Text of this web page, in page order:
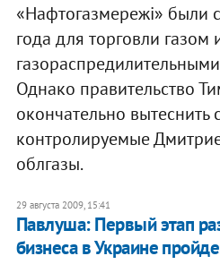
«Нафтогазмережі» были
года для торговли газом
Однако правительство
окончательно вытеснить
контролируемые
облгазы.
29 августа 2009, 15:41
Павлуша: Первый этап
бизнеса в Украине